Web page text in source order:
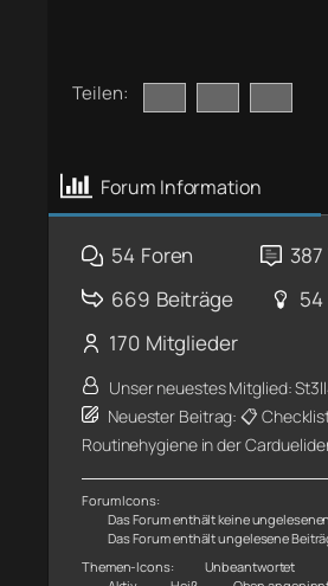
Teilen:
Forum Information
54 Foren 387
669 Beiträge 54
170 Mitglieder
Unser neuestes Mitglied:
Neuester Beitrag:📋
Routinehygiene in der
Forum Icons:
Das Forum enthält keine
Das Forum enthält ungelesene
Themen-Icons:
Unbeantwortet